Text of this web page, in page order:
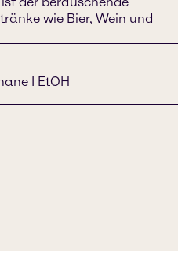
wie Bier, Wein und
I EtOH